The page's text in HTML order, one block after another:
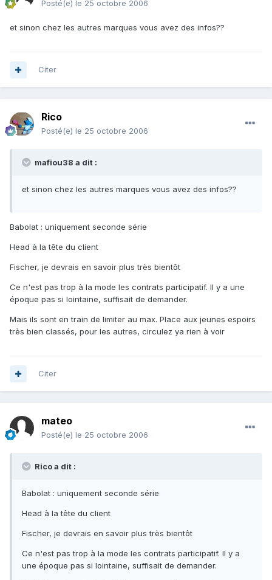
Posté(e) le 25 octobre 2006
et sinon chez les autres marques vous avez des infos??
Citer
Rico
Posté(e) le 25 octobre 2006
mafiou38 a dit :
et sinon chez les autres marques vous avez des infos??
Babolat : uniquement seconde série
Head à la tête du client
Fischer, je devrais en savoir plus très bientôt
Ce n'est pas trop à la mode les contrats participatif. Il y a une
époque pas si lointaine, suffisait de demander.
Mais ils sont en train de limiter au max. Place aux jeunes espoirs
très bien classés, pour les autres, circulez ya rien à voir
Citer
mateo
Posté(e) le 25 octobre 2006
Rico a dit :
Babolat : uniquement seconde série
Head à la tête du client
Fischer, je devrais en savoir plus très bientôt
Ce n'est pas trop à la mode les contrats participatif. Il y a
une époque pas si lointaine, suffisait de demander.